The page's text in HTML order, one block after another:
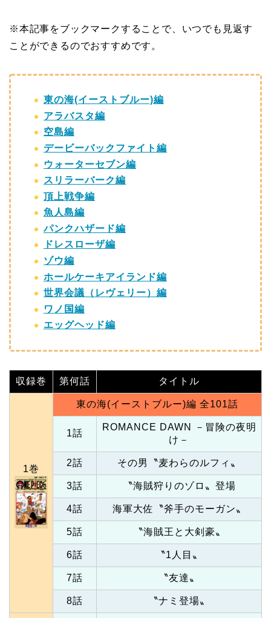
※本記事をブックマークすることで、いつでも見返す
ことができるのでおすすめです。
東の海(イーストブルー)編
アラバスタ編
空島編
デービーバックファイト編
ウォーターセブン編
スリラーバーク編
頂上戦争編
魚人島編
パンクハザード編
ドレスローザ編
ゾウ編
ホールケーキアイランド編
世界会議（レヴェリー）編
ワノ国編
エッグヘッド編
収録巻 第何話 タイトル
1巻
東の海(イーストブルー)編 全101話
1話
ROMANCE DAWN －冒険の夜明
け－
2話 その男〝麦わらのルフィ〟
3話 〝海賊狩りのゾロ〟登場
4話 海軍大佐〝斧手のモーガン〟
5話 〝海賊王と大剣豪〟
6話 〝1人目〟
7話 〝友達〟
8話 〝ナミ登場〟